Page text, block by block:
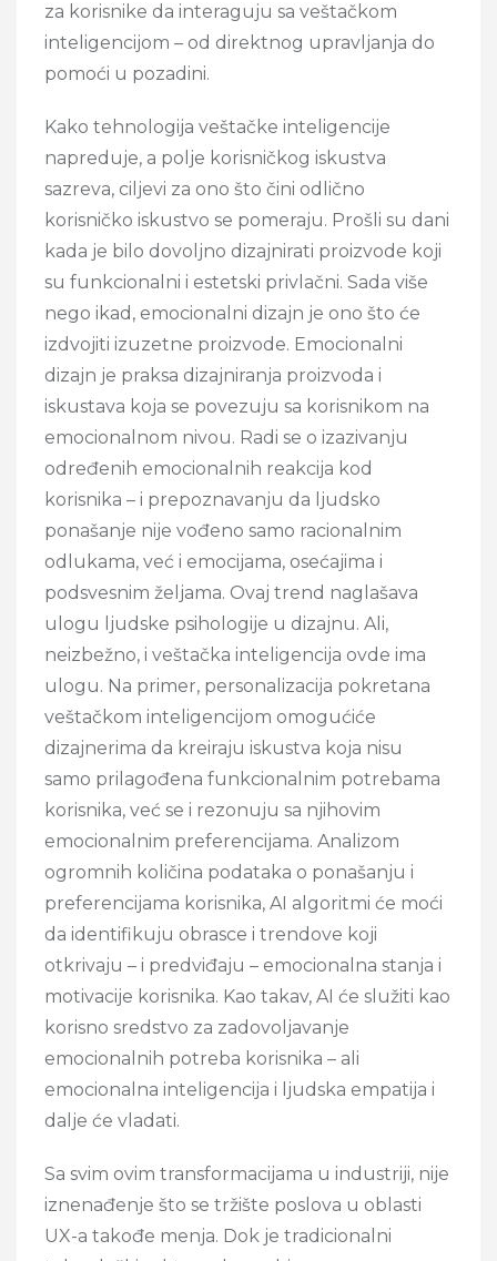
za korisnike da interaguju sa veštačkom
inteligencijom – od direktnog upravljanja do
pomoći u pozadini.
Kako tehnologija veštačke inteligencije
napreduje, a polje korisničkog iskustva
sazreva, ciljevi za ono što čini odlično
korisničko iskustvo se pomeraju. Prošli su dani
kada je bilo dovoljno dizajnirati proizvode koji
su funkcionalni i estetski privlačni. Sada više
nego ikad, emocionalni dizajn je ono što će
izdvojiti izuzetne proizvode. Emocionalni
dizajn je praksa dizajniranja proizvoda i
iskustava koja se povezuju sa korisnikom na
emocionalnom nivou. Radi se o izazivanju
određenih emocionalnih reakcija kod
korisnika – i prepoznavanju da ljudsko
ponašanje nije vođeno samo racionalnim
odlukama, već i emocijama, osećajima i
podsvesnim željama. Ovaj trend naglašava
ulogu ljudske psihologije u dizajnu. Ali,
neizbežno, i veštačka inteligencija ovde ima
ulogu. Na primer, personalizacija pokretana
veštačkom inteligencijom omogućiće
dizajnerima da kreiraju iskustva koja nisu
samo prilagođena funkcionalnim potrebama
korisnika, već se i rezonuju sa njihovim
emocionalnim preferencijama. Analizom
ogromnih količina podataka o ponašanju i
preferencijama korisnika, AI algoritmi će moći
da identifikuju obrasce i trendove koji
otkrivaju – i predviđaju – emocionalna stanja i
motivacije korisnika. Kao takav, AI će služiti kao
korisno sredstvo za zadovoljavanje
emocionalnih potreba korisnika – ali
emocionalna inteligencija i ljudska empatija i
dalje će vladati.
Sa svim ovim transformacijama u industriji, nije
iznenađenje što se tržište poslova u oblasti
UX-a takođe menja. Dok je tradicionalni